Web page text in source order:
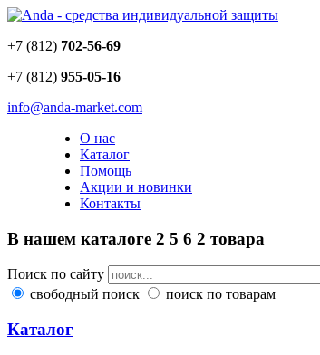
+7 (812) 702-56-69
+7 (812) 955-05-16
info@anda-market.com
О нас
Каталог
Помощь
Акции и новинки
Контакты
В нашем каталоге 2 5 6 2 товара
Поиск по сайту
свободный поиск
поиск по товарам
Каталог